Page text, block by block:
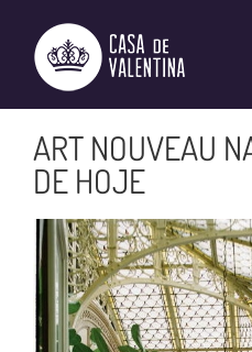
conteúdo
ART NOUVEAU
DE HOJE